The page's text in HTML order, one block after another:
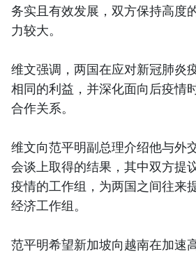
务实且有效发展，双方保持高度
力较大。
维文强调，两国在应对新冠肺炎
相同的利益，并深化面向后疫情
合作关系。
维文向范平明副总理介绍他与外
会谈上取得的结果，其中双方提
疫情的工作组，为两国之间往来
经济工作组。
范平明希望新加坡向越南在加速